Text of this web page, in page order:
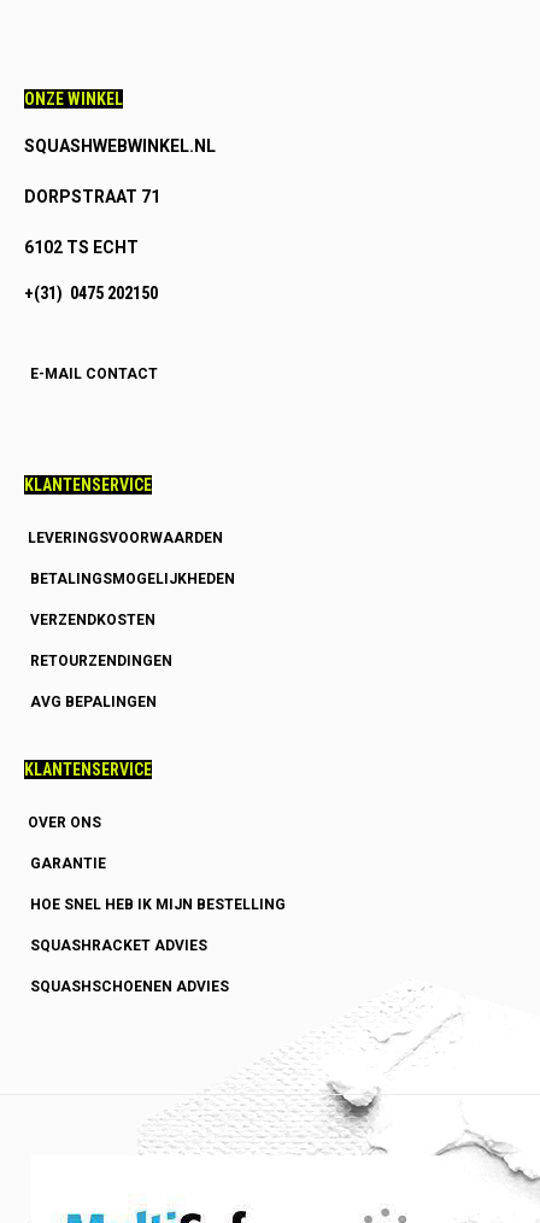
ONZE WINKEL
SQUASHWEBWINKEL.NL
DORPSTRAAT 71
6102 TS ECHT
+(31) 0475 202150
E-MAIL CONTACT
KLANTENSERVICE
LEVERINGSVOORWAARDEN
BETALINGSMOGELIJKHEDEN
VERZENDKOSTEN
RETOURZENDINGEN
AVG BEPALINGEN
KLANTENSERVICE
OVER ONS
GARANTIE
HOE SNEL HEB IK MIJN BESTELLING
SQUASHRACKET ADVIES
SQUASHSCHOENEN ADVIES